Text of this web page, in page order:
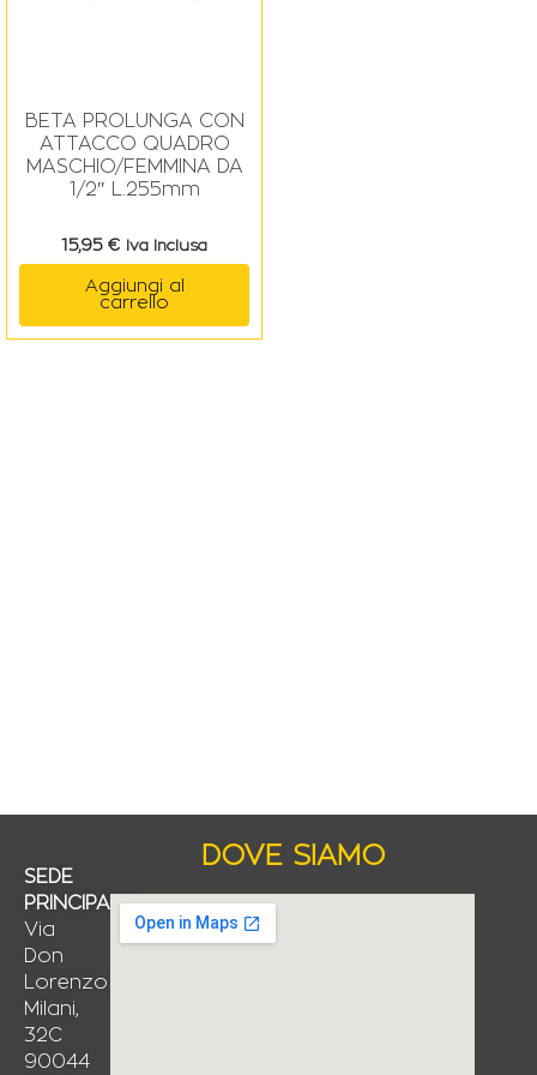
BETA PROLUNGA CON
ATTACCO QUADRO
MASCHIO/FEMMINA DA
1/2″ L.255mm
15,95 € Iva Inclusa
Aggiungi al
carrello
SEDE
PRINCIPALE
Via
Don
Lorenzo
Milani,
32C
90044
DOVE SIAMO